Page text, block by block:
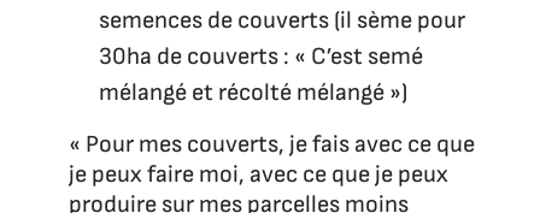
semences de couverts (il sème pour
30ha de couverts : « C’est semé
mélangé et récolté mélangé »)
« Pour mes couverts, je fais avec ce que
je peux faire moi, avec ce que je peux
produire sur mes parcelles moins